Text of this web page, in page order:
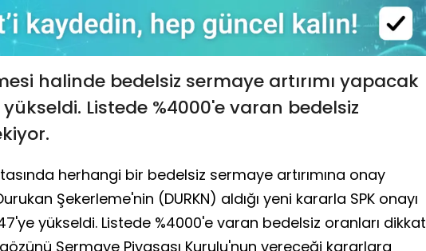
halinde bedelsiz sermaye artırımı yapacak
yükseldi. Listede %4000'e varan bedelsiz
herhangi bir bedelsiz sermaye artırımına onay
Şekerleme'nin (DURKN) aldığı yeni kararla SPK onayı
yükseldi. Listede %4000'e varan bedelsiz oranları dikkat
gözünü Sermaye Piyasası Kurulu'nun vereceği kararlara